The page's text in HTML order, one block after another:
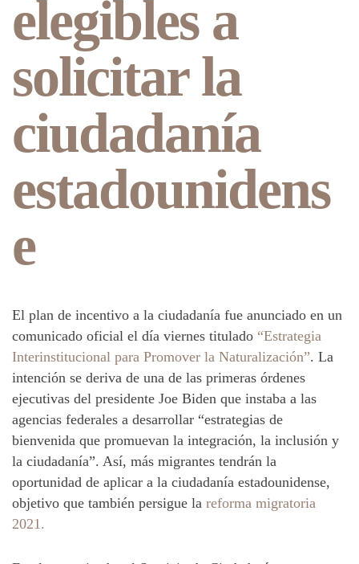
elegibles a
solicitar la
ciudadanía
estadounidens
e
El plan de incentivo a la ciudadanía fue anunciado en un
comunicado oficial el día viernes titulado “Estrategia
Interinstitucional para Promover la Naturalización”. La
intención se deriva de una de las primeras órdenes
ejecutivas del presidente Joe Biden que instaba a las
agencias federales a desarrollar “estrategias de
bienvenida que promuevan la integración, la inclusión y
la ciudadanía”. Así, más migrantes tendrán la
oportunidad de aplicar a la ciudadanía estadounidense,
objetivo que también persigue la reforma migratoria
2021.